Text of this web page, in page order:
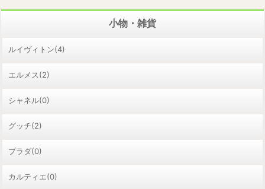
小物・雑貨
ルイヴィトン(4)
エルメス(2)
シャネル(0)
グッチ(2)
プラダ(0)
カルティエ(0)